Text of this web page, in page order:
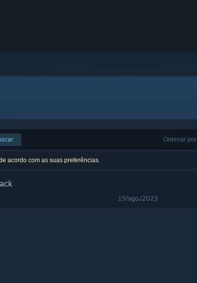
Ordenar por
acordo com as suas preferências.
15/ago./2023